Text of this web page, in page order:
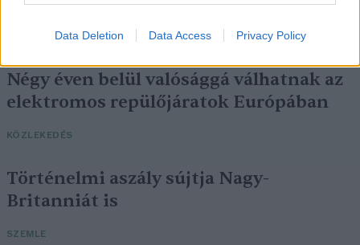
Data Deletion Data Access Privacy Policy
Négy éven belül valósággá válhatnak az
elektromos repülőjáratok Európában
KÖZLEKEDÉS
Történelmi aszály sújtja Nagy-
Britanniát is
SZEMLE